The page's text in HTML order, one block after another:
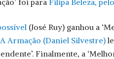
(José Ruy) ganhou a
A Armação (Daniel Silvestre)
Finalmente, a